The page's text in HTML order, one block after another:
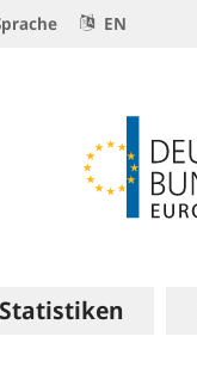
EN
Statistiken